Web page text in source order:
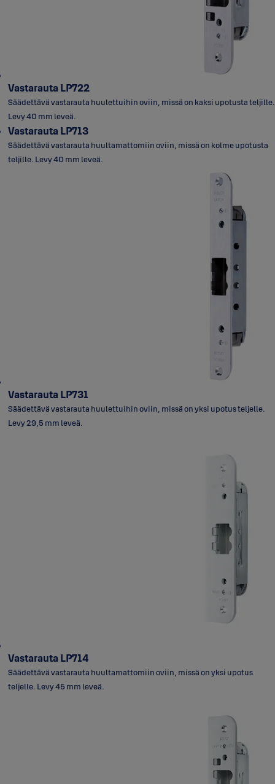
Vastarauta LP722
Säädettävä vastarauta huulettuihin oviin, missä on kaksi upotusta teljille.
Levy 40 mm leveä.
Vastarauta LP713
Säädettävä vastarauta huultamattomiin oviin, missä on kolme upotusta
teljille. Levy 40 mm leveä.
Vastarauta LP731
Säädettävä vastarauta huulettuihin oviin, missä on yksi upotus teljelle.
Levy 29,5 mm leveä.
Vastarauta LP714
Säädettävä vastarauta huultamattomiin oviin, missä on yksi upotus
teljelle. Levy 45 mm leveä.